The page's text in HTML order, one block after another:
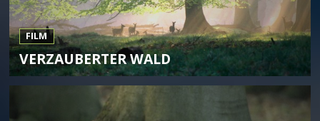
FILM
VERZAUBERTER WALD